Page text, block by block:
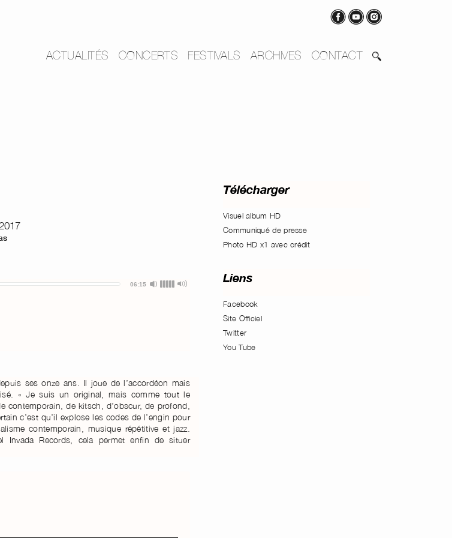
ACTUALITÉS CONCERTS FESTIVALS ARCHIVES CONTACT
06:15
ses onze ans. Il joue de l’accordéon mais
« Je suis un original, mais comme tout le
de kitsch, d’obscur, de profond,
c’est qu’il explose les codes de l’engin pour
contemporain, musique répétitive et jazz.
Invada Records, cela permet enfin de situer
Télécharger
Visuel album HD
Communiqué de presse
Photo HD x1 avec crédit
Liens
Facebook
Site Officiel
Twitter
You Tube